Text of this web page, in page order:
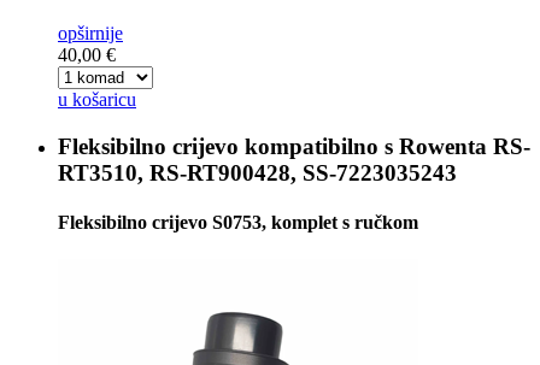
opširnije
40,00 €
u košaricu
Fleksibilno crijevo kompatibilno s Rowenta RS-
RT3510, RS-RT900428, SS-7223035243
Fleksibilno crijevo S0753, komplet s ručkom